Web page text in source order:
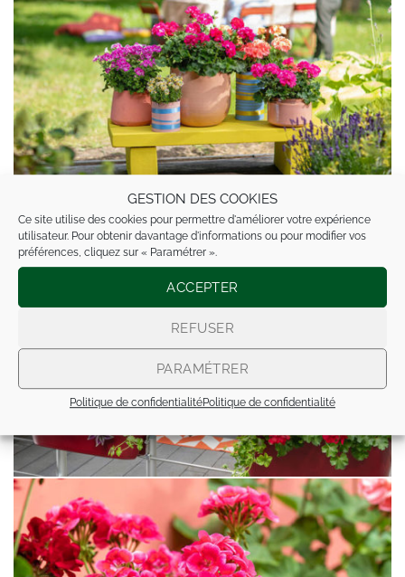
GESTION DES COOKIES
Ce site utilise des cookies pour permettre d'améliorer votre expérience
utilisateur. Pour obtenir davantage d'informations ou pour modifier vos
préférences, cliquez sur « Paramétrer ».
ACCEPTER
REFUSER
PARAMÉTRER
Politique de confidentialitéPolitique de confidentialité